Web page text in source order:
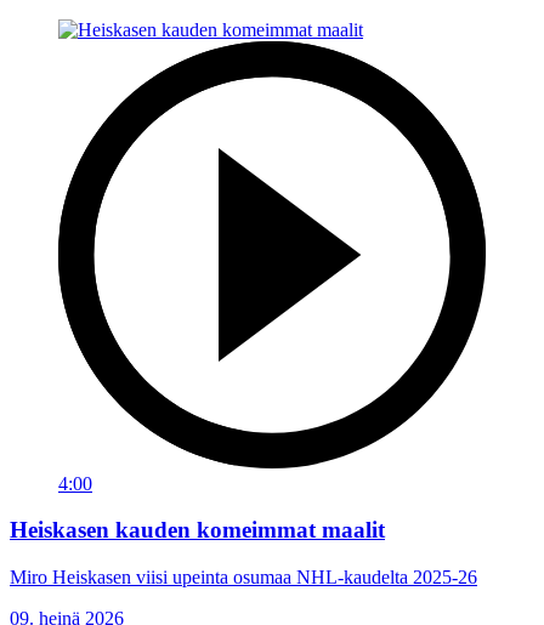
4:00
Heiskasen kauden komeimmat maalit
Miro Heiskasen viisi upeinta osumaa NHL-kaudelta 2025-26
09. heinä 2026